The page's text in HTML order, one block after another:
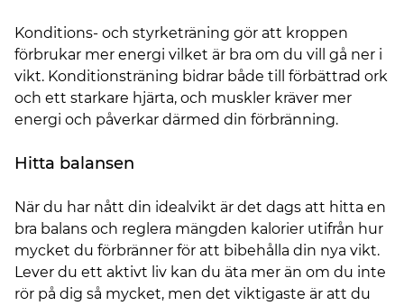
Konditions- och styrketräning gör att kroppen
förbrukar mer energi vilket är bra om du vill gå ner i
vikt. Konditionsträning bidrar både till förbättrad ork
och ett starkare hjärta, och muskler kräver mer
energi och påverkar därmed din förbränning.
Hitta balansen
När du har nått din idealvikt är det dags att hitta en
bra balans och reglera mängden kalorier utifrån hur
mycket du förbränner för att bibehålla din nya vikt.
Lever du ett aktivt liv kan du äta mer än om du inte
rör på dig så mycket, men det viktigaste är att du